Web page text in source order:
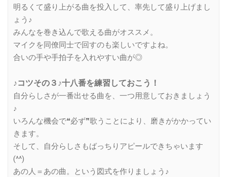
明るくて盛り上がる曲を投入して、率先して盛り上げまし
ょう♪
みんなを巻き込んで歌える曲がオススメ。
マイクを同僚同士で回すのも楽しいですよね。
合いの手や手拍子を入れやすい曲が◎
♪コツその３♪十八番を練習しておこう！
自分らしさが一番出せる曲を、一つ用意しておきましょう
♪
いろんな機会で❝必ず❞歌うことにより、磨きがかかってい
きます。
そして、自分らしさもばっちりアピールできちゃいます
(^^)
あの人＝あの曲。という図式を作りましょう♪